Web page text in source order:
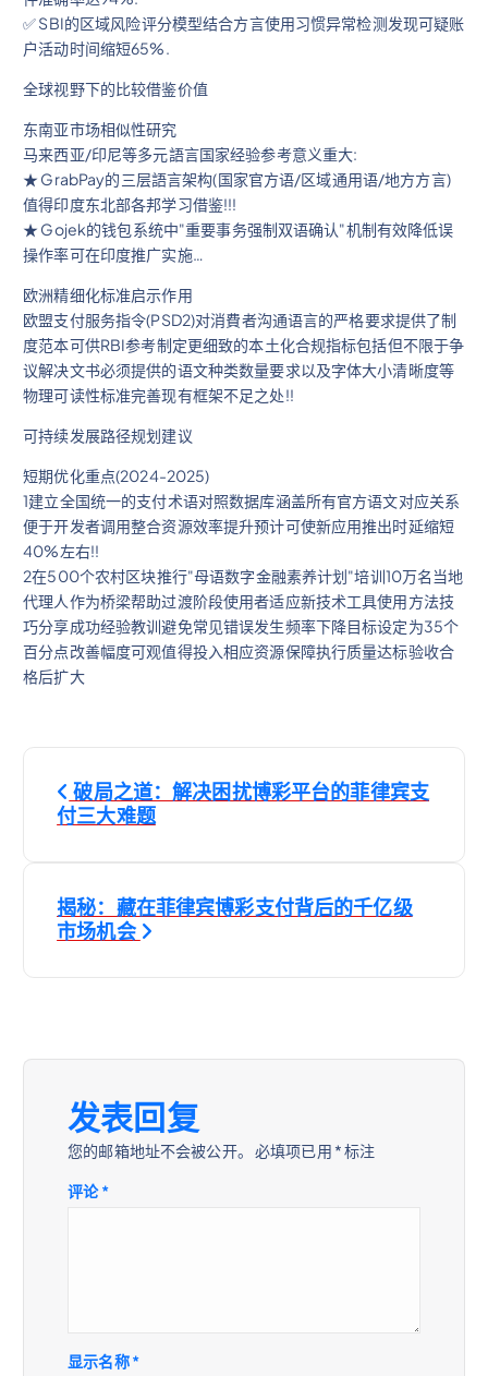
✅ SBI的区域风险评分模型结合方言使用习惯异常检测发现可疑账
户活动时间缩短65%.
全球视野下的比较借鉴价值
东南亚市场相似性研究
马来西亚/印尼等多元語言国家经验参考意义重大:
★ GrabPay的三层語言架构(国家官方语/区域通用语/地方方言)
值得印度东北部各邦学习借鉴!!!
★ Gojek的钱包系统中"重要事务强制双语确认"机制有效降低误
操作率可在印度推广实施…
欧洲精细化标准启示作用
欧盟支付服务指令(PSD2)对消費者沟通语言的严格要求提供了制
度范本可供RBI参考制定更细致的本土化合规指标包括但不限于争
议解决文书必须提供的语文种类数量要求以及字体大小清晰度等
物理可读性标准完善现有框架不足之处!!
可持续发展路径规划建议
短期优化重点(2024-2025)
1建立全国统一的支付术语对照数据库涵盖所有官方语文对应关系
便于开发者调用整合资源效率提升预计可使新应用推出时延缩短
40%左右!!
2在500个农村区块推行"母语数字金融素养计划"培训10万名当地
代理人作为桥梁帮助过渡阶段使用者适应新技术工具使用方法技
巧分享成功经验教训避免常见错误发生频率下降目标设定为35个
百分点改善幅度可观值得投入相应资源保障执行质量达标验收合
格后扩大
文
章
航
破局之道：解决困扰博彩平台的菲律宾支
付三大难题
揭秘：藏在菲律宾博彩支付背后的千亿级
市场机会
发表回复
您的邮箱地址不会被公开。 必填项已用 *标注
评论*
显示名称*